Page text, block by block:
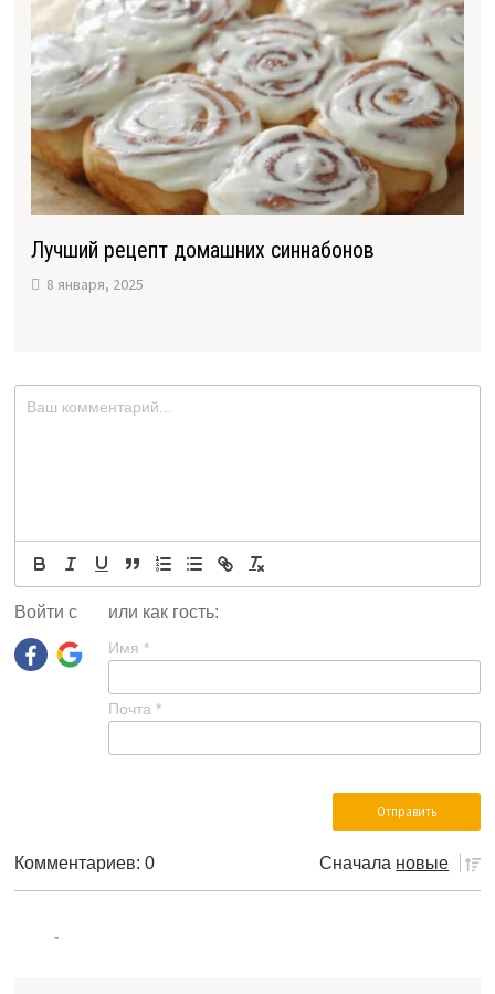
Лучший рецепт домашних синнабонов
8 января, 2025
Войти с или как гость:
Имя *
Почта *
Комментариев: 0 Сначала новые